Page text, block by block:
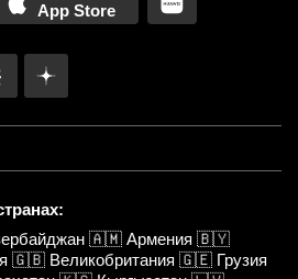
App Store
🇦🇲 Армения 🇧🇾
🇬🇧 Великобритания 🇬🇪 Грузия